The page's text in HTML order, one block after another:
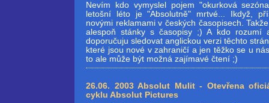
Nevím kdo vymyslel pojem "okurková
letošní léto je "Absolutně" mrtvé... Ikdyž,
novými reklamami v českých časopisech.
alespoň stánky s časopisy ;) A kdo rozumí
doporučuju sledovat anglickou verzi těchto
které jsou nové v zahraničí a jen těžko se u
to ale může být možná zajímavé čtení ;)
26.06. 2003 Absolut Mulit - Otevřena
cyklu Absolut Pictures